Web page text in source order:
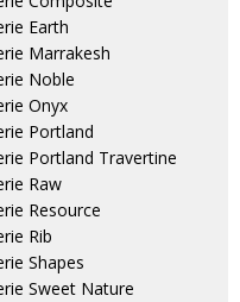
Earth
Marrakesh
Noble
Onyx
Portland
Portland Travertine
Raw
Resource
Rib
Shapes
Sweet Nature